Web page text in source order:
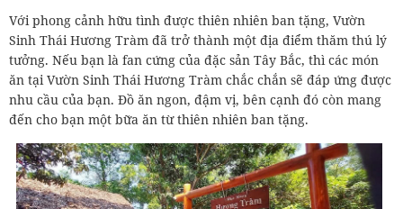
Với phong cảnh hữu tình được thiên nhiên ban tặng, Vườn
Sinh Thái Hương Tràm đã trở thành một địa điểm thăm thú lý
tưởng. Nếu bạn là fan cứng của đặc sản Tây Bắc, thì các món
ăn tại Vườn Sinh Thái Hương Tràm chắc chắn sẽ đáp ứng được
nhu cầu của bạn. Đồ ăn ngon, đậm vị, bên cạnh đó còn mang
đến cho bạn một bữa ăn từ thiên nhiên ban tặng.